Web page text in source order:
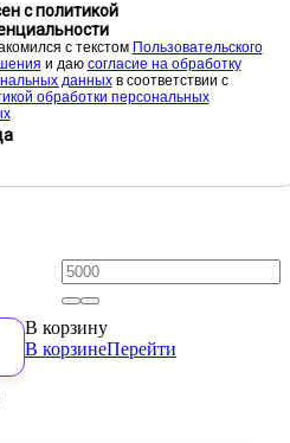
с политикой
с текстом Пользовательского
и даю cогласие на обработку
данныхв соответствии с
обработки персональных
В корзину
В корзинеПерейти